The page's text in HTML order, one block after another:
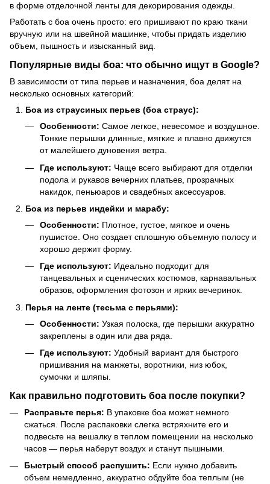
в форме отделочной ленты для декорирования одежды.
Работать с боа очень просто: его пришивают по краю ткани
вручную или на швейной машинке, чтобы придать изделию
объем, пышность и изысканный вид.
Популярные виды боа: что обычно ищут в Google?
В зависимости от типа перьев и назначения, боа делят на
несколько основных категорий:
Боа из страусиных перьев (боа страус):
Особенности: Самое легкое, невесомое и воздушное.
Тонкие перышки длинные, мягкие и плавно движутся
от малейшего дуновения ветра.
Где используют: Чаще всего выбирают для отделки
подола и рукавов вечерних платьев, прозрачных
накидок, пеньюаров и свадебных аксессуаров.
Боа из перьев индейки и марабу:
Особенности: Плотное, густое, мягкое и очень
пушистое. Оно создает сплошную объемную полосу и
хорошо держит форму.
Где используют: Идеально подходит для
танцевальных и сценических костюмов, карнавальных
образов, оформления фотозон и ярких вечеринок.
Перья на ленте (тесьма с перьями):
Особенности: Узкая полоска, где перышки аккуратно
закреплены в один или два ряда.
Где используют: Удобный вариант для быстрого
пришивания на манжеты, воротники, низ юбок,
сумочки и шляпы.
Как правильно подготовить боа после покупки?
Расправьте перья: В упаковке боа может немного
сжаться. После распаковки слегка встряхните его и
подвесьте на вешалку в теплом помещении на несколько
часов — перья наберут воздух и станут пышными.
Быстрый способ распушить: Если нужно добавить
объем немедленно, аккуратно обдуйте боа теплым (не